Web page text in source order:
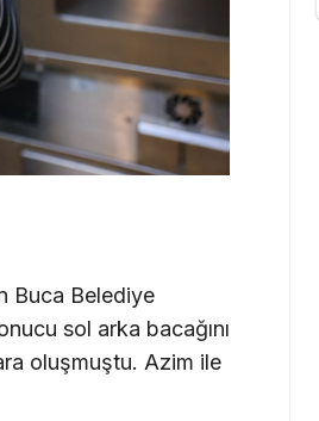
Buca Belediye
sol arka bacağını
oluşmuştu. Azim ile